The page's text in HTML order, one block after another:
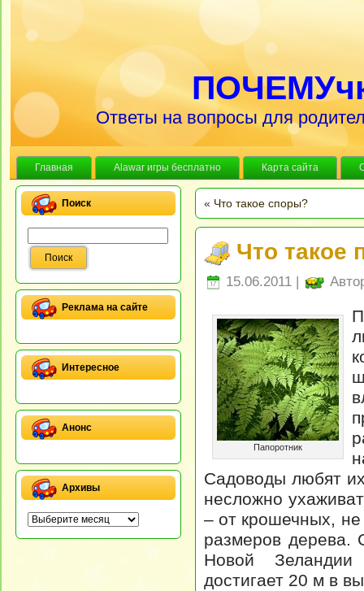
Ответы на вопросы для
Главная Alawar игры бесплатно Карта сайта
Поиск
Реклама на сайте
Интересное
Анонс
Архивы
« Что такое споры?
Что такое
15.06.2011 |
Папоротник
Садоводы любят
несложно
– от крошечных,
размеров дерева.
Новой
достигает 20 м в